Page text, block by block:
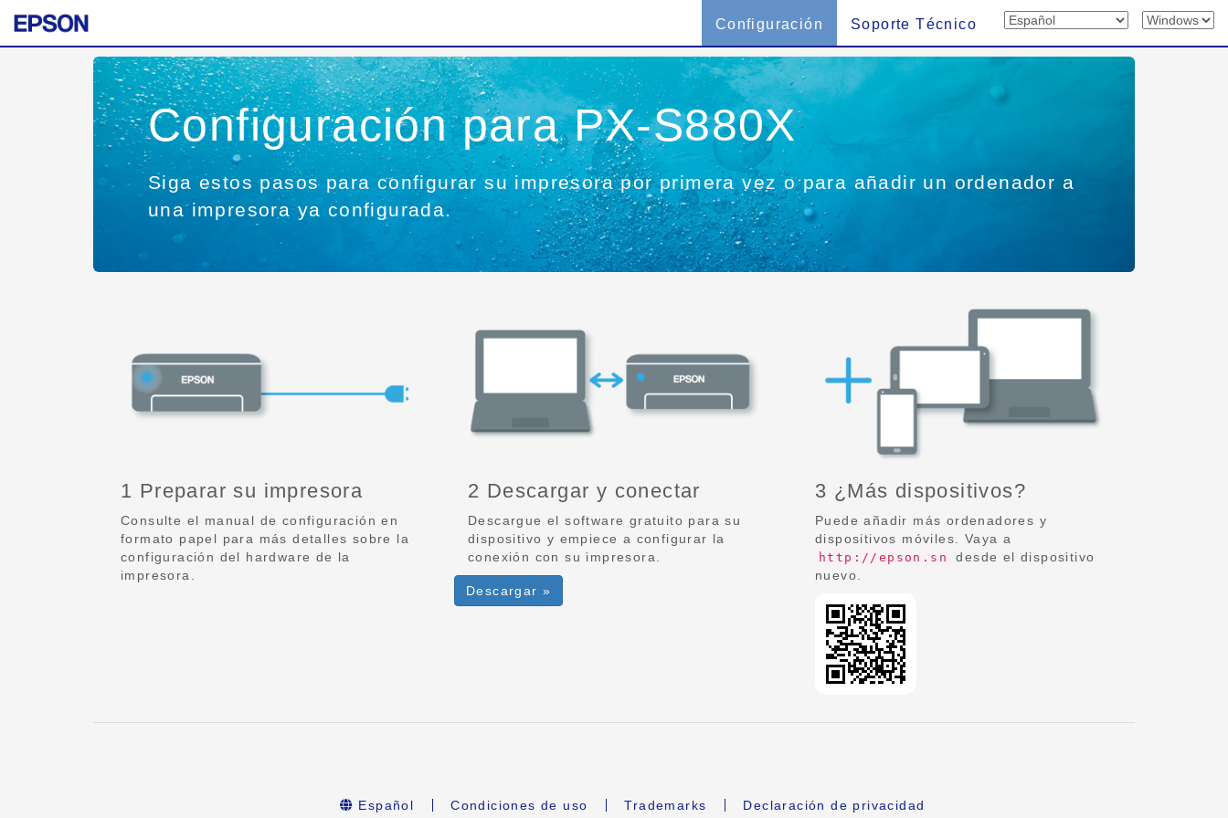
Configuración Soporte Técnico
Configuración para PX-S880X
Siga estos pasos para configurar su impresora por primera vez o para añadir un ordenador a
una impresora ya configurada.
1 Preparar su impresora
Consulte el manual de configuración en
formato papel para más detalles sobre la
configuración del hardware de la
impresora.
2 Descargar y conectar
Descargue el software gratuito para su
dispositivo y empiece a configurar la
conexión con su impresora.
Descargar »
3 ¿Más dispositivos?
Puede añadir más ordenadores y
dispositivos móviles. Vaya a
http://epson.sn
desde el dispositivo
nuevo.
Español Condiciones de uso Trademarks Declaración de privacidad